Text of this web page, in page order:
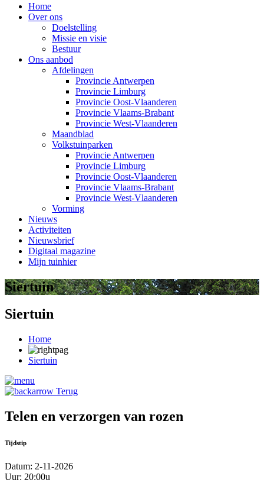
Home
Over ons
Doelstelling
Missie en visie
Bestuur
Ons aanbod
Afdelingen
Provincie Antwerpen
Provincie Limburg
Provincie Oost-Vlaanderen
Provincie Vlaams-Brabant
Provincie West-Vlaanderen
Maandblad
Volkstuinparken
Provincie Antwerpen
Provincie Limburg
Provincie Oost-Vlaanderen
Provincie Vlaams-Brabant
Provincie West-Vlaanderen
Vorming
Nieuws
Activiteiten
Nieuwsbrief
Digitaal magazine
Mijn tuinhier
Siertuin
Siertuin
Home
Siertuin
Terug
Telen en verzorgen van rozen
Tijdstip
Datum: 2-11-2026
Uur: 20:00u